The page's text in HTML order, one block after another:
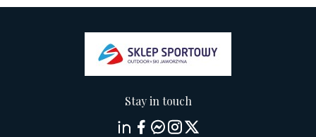
Stay in touch